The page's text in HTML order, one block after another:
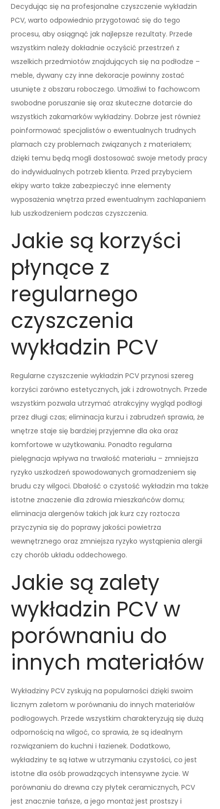
Decydując się na profesjonalne czyszczenie wykładzin
PCV, warto odpowiednio przygotować się do tego
procesu, aby osiągnąć jak najlepsze rezultaty. Przede
wszystkim należy dokładnie oczyścić przestrzeń z
wszelkich przedmiotów znajdujących się na podłodze –
meble, dywany czy inne dekoracje powinny zostać
usunięte z obszaru roboczego. Umożliwi to fachowcom
swobodne poruszanie się oraz skuteczne dotarcie do
wszystkich zakamarków wykładziny. Dobrze jest również
poinformować specjalistów o ewentualnych trudnych
plamach czy problemach związanych z materiałem;
dzięki temu będą mogli dostosować swoje metody pracy
do indywidualnych potrzeb klienta. Przed przybyciem
ekipy warto także zabezpieczyć inne elementy
wyposażenia wnętrza przed ewentualnym zachlapaniem
lub uszkodzeniem podczas czyszczenia.
Jakie są korzyści
płynące z
regularnego
czyszczenia
wykładzin PCV
Regularne czyszczenie wykładzin PCV przynosi szereg
korzyści zarówno estetycznych, jak i zdrowotnych. Przede
wszystkim pozwala utrzymać atrakcyjny wygląd podłogi
przez długi czas; eliminacja kurzu i zabrudzeń sprawia, że
wnętrze staje się bardziej przyjemne dla oka oraz
komfortowe w użytkowaniu. Ponadto regularna
pielęgnacja wpływa na trwałość materiału – zmniejsza
ryzyko uszkodzeń spowodowanych gromadzeniem się
brudu czy wilgoci. Dbałość o czystość wykładzin ma także
istotne znaczenie dla zdrowia mieszkańców domu;
eliminacja alergenów takich jak kurz czy roztocza
przyczynia się do poprawy jakości powietrza
wewnętrznego oraz zmniejsza ryzyko wystąpienia alergii
czy chorób układu oddechowego.
Jakie są zalety
wykładzin PCV w
porównaniu do
innych materiałów
Wykładziny PCV zyskują na popularności dzięki swoim
licznym zaletom w porównaniu do innych materiałów
podłogowych. Przede wszystkim charakteryzują się dużą
odpornością na wilgoć, co sprawia, że są idealnym
rozwiązaniem do kuchni i łazienek. Dodatkowo,
wykładziny te są łatwe w utrzymaniu czystości, co jest
istotne dla osób prowadzących intensywne życie. W
porównaniu do drewna czy płytek ceramicznych, PCV
jest znacznie tańsze, a jego montaż jest prostszy i